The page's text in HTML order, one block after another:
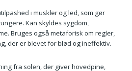
i muskler og led, som gør
Kan skyldes sygdom,
Bruges også metaforisk om regler,
der er blevet for blød og ineffektiv.
fra solen, der giver hovedpine,